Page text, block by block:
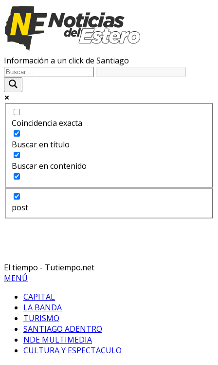
Información a un click de Santiago
Coincidencia exacta
Buscar en título
Buscar en contenido
post
El tiempo - Tutiempo.net
MENÚ
CAPITAL
LA BANDA
TURISMO
SANTIAGO ADENTRO
NDE MULTIMEDIA
CULTURA Y ESPECTACULO